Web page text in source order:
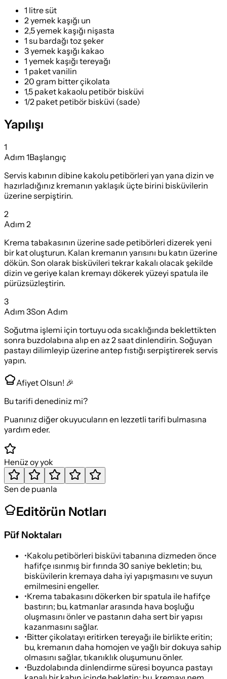
1 litre süt
2 yemek kaşığı un
2,5 yemek kaşığı nişasta
1 su bardağı toz şeker
3 yemek kaşığı kakao
1 yemek kaşığı tereyağı
1 paket vanilin
20 gram bitter çikolata
1,5 paket kakaolu petibör bisküvi
1/2 paket petibör bisküvi (sade)
Yapılışı
1
Adım 1Başlangıç
Servis kabının dibine kakolu petibörleri yan yana dizin ve
hazırladığınız kremanın yaklaşık üçte birini bisküvilerin
üzerine serpiştirin.
2
Adım 2
Krema tabakasının üzerine sade petibörleri dizerek yeni
bir kat oluşturun. Kalan kremanın yarısını bu katın üzerine
dökün. Son olarak bisküvileri tekrar kakalı olacak şekilde
dizin ve geriye kalan kremayı dökerek yüzeyi spatula ile
pürüzsüzleştirin.
3
Adım 3Son Adım
Soğutma işlemi için tortuyu oda sıcaklığında beklettikten
sonra buzdolabına alıp en az 2 saat dinlendirin. Soğuyan
pastayı dilimleyip üzerine antep fıstığı serpiştirerek servis
yapın.
Afiyet Olsun! 🎉
Bu tarifi denediniz mi?
Puanınız diğer okuyucuların en lezzetli tarifi bulmasına
yardım eder.
Henüz oy yok
Sen de puanla
Editörün Notları
Püf Noktaları
•Kakolu petibörleri bisküvi tabanına dizmeden önce
hafifçe ısınmış bir fırında 30 saniye bekletin; bu,
bisküvilerin kremaya daha iyi yapışmasını ve suyun
emilmesini engeller.
•Krema tabakasını dökerken bir spatula ile hafifçe
bastırın; bu, katmanlar arasında hava boşluğu
oluşmasını önler ve pastanın daha sert bir yapısı
kazanmasını sağlar.
•Bitter çikolatayı eritirken tereyağı ile birlikte eritin;
bu, kremanın daha homojen ve yağlı bir dokuya sahip
olmasını sağlar, tıkanıklık oluşumunu önler.
•Buzdolabında dinlendirme süresi boyunca pastayı